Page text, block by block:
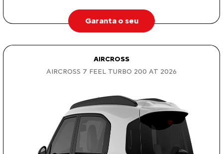
Garanta o seu
AIRCROSS
AIRCROSS 7 FEEL TURBO 200 AT 2026